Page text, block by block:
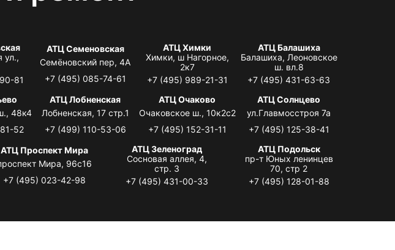
ул.,
81
АТЦ Семеновская
Семёновский пер, 4А
+7 (495) 085-74-61
АТЦ Химки
Химки, ш Нагорное,
2к7
+7 (495) 989-21-31
АТЦ Балашиха
Балашиха, Леоновское
ш. вл.8
+7 (495) 431-63-63
48к4
52
АТЦ Лобненская
Лобненская, 17 стр.1
+7 (499) 110-53-06
АТЦ Очаково
Очаковское ш., 10к2с2
+7 (495) 152-31-11
АТЦ Солнцево
ул.Главмосстроя 7а
+7 (495) 125-38-41
АТЦ Проспект Мира
Мира, 96с16
+7 (495) 023-42-98
АТЦ Зеленоград
Сосновая аллея, 4,
стр. 3
+7 (495) 431-00-33
АТЦ Подольск
пр-т Юных ленинцев
70, стр 2
+7 (495) 128-01-88